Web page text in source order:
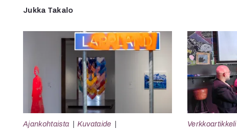
Jukka Takalo
Ajankohtaista
Kuvataide
Verkkoartikkeli